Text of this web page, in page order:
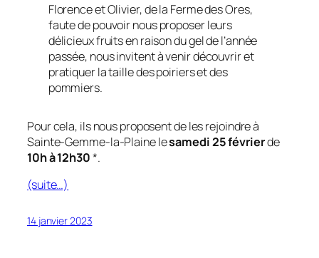
Florence et Olivier, de la Ferme des Ores,
faute de pouvoir nous proposer leurs
délicieux fruits en raison du gel de l’année
passée, nous invitent à venir découvrir et
pratiquer la taille des poiriers et des
pommiers.
Pour cela, ils nous proposent de les rejoindre à
Sainte-Gemme-la-Plaine lesamedi 25 févrierde
10h à 12h30*.
(suite…)
14 janvier 2023